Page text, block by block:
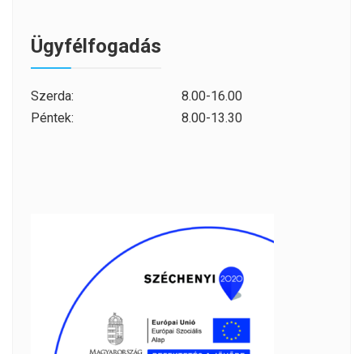
Ügyfélfogadás
Szerda:
8.00-16.00
Péntek:
8.00-13.30